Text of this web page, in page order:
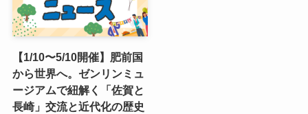
【1/10〜5/10開催】肥前国
から世界へ。ゼンリンミュ
ージアムで紐解く「佐賀と
長崎」交流と近代化の歴史